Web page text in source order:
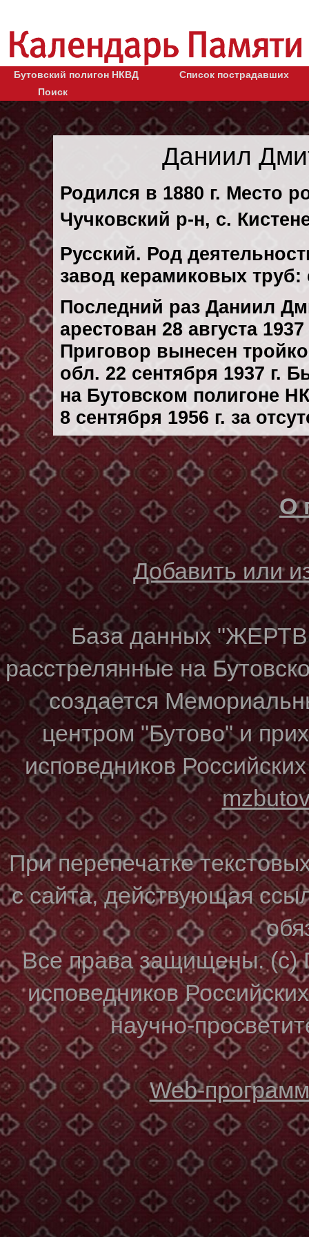
Бутовский полигон НКВД
Список пострадавших
Поиск
Даниил
Родился в 1880 г. Место
Чучковский р-н, с.
Русский. Род
завод керамиковых
Последний раз Даниил
арестован 28 августа 1937
Приговор вынесен
обл. 22 сентября 1937 г.
на Бутовском полигоне
8 сентября 1956 г. за
О
Добавить или
База данных
расстрелянные на
создается
центром "Бутово" и
исповедников
При перепечатке
с сайта, действующая
Все права защищены. (с)
исповедников
научно-
Web-